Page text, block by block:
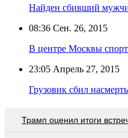
Найден сбивший
08:36 Сен. 26, 2015
В центре Москвы
23:05 Апрель 27, 2015
Грузовик сбил
Трамп оценил итоги